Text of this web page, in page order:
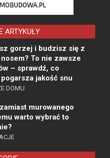
ARTYKUŁY
gorzej i budzisz się z
To nie zawsze
– sprawdź, co
jakość snu
DOMU
murowanego
warto wybrać to